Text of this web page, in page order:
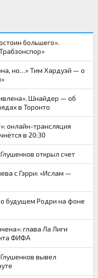
большего».
но…» Тим Хардуэй — о
Шнайдер — об
в Торонто
онлайн-трансляция
в 20:30
открыл счет
с Гэрри: «Ислам —
будущем Родри на фоне
глава Ла Лиги
ФИФА
вывел